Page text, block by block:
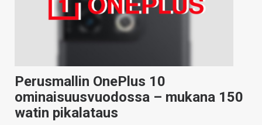
Perusmallin OnePlus 10
ominaisuusvuodossa – mukana 150
watin pikalataus